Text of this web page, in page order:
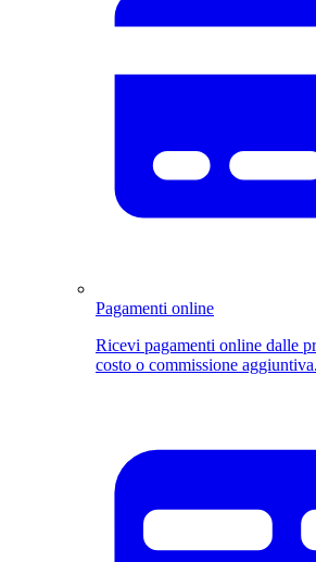
Pagamenti online
Ricevi pagamenti online dalle
costo o commissione aggiuntiva.